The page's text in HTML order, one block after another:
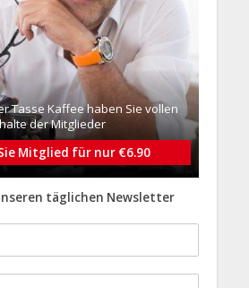
Tasse Kaffee haben Sie vollen
der Mitglieder
Mitglied für nur €6.90
täglichen Newsletter